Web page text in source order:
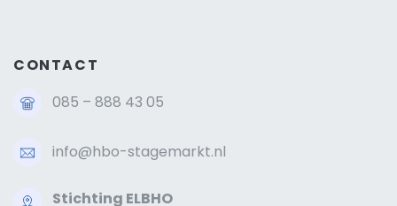
CONTACT
085 – 888 43 05
info@hbo-stagemarkt.nl
Stichting ELBHO